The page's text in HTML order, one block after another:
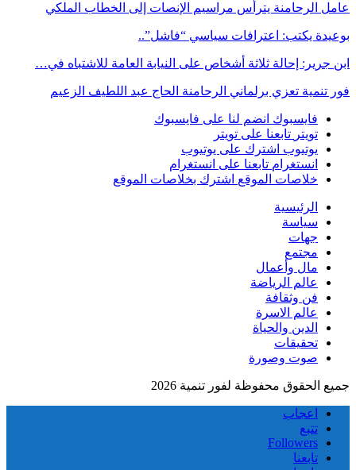
عامل الرحامنة يترأس مراسيم الإنصات إلى الخطاب الملكي
بوعيدة يكتب: اعترافات سياسي “فاشل”..
ابن جرير: إحالة ثلاثة أشخاص على النيابة العامة للاشتباه في…
فور تنمية تعزي برلماني الرحامنة الحاج عبد اللطيف الزعيم
فايسبوك انضم لنا على فايسبوك
تويتر تابعنا على تويتر
يوتيوب اشترك على يوتيوب
انستغرام تابعنا على انستغرام
خلاصات الموقع اشترك بخلاصات الموقع
الرئيسية
سياسة
جهات
مجتمع
مال وأعمال
عالم الرياضة
فن وثقافة
عالم الاسرة
الدين والحياة
تحقيقات
صوت وصورة
جميع الحقوق محفوظة لفور تنمية 2026
اعجاب
تتبع
Followers
تابعنا